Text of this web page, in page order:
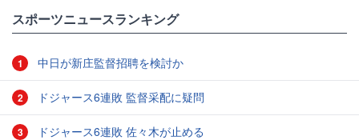
スポーツニュースランキング
1 中日が新庄監督招聘を検討か
2 ドジャース6連敗 監督采配に疑問
3 ドジャース6連敗 佐々木が止める